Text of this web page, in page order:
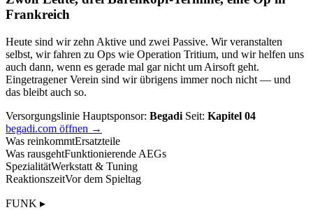
Frankreich
Heute sind wir zehn Aktive und zwei Passive. Wir veranstalten
selbst, wir fahren zu Ops wie Operation Tritium, und wir helfen uns
auch dann, wenn es gerade mal gar nicht um Airsoft geht.
Eingetragener Verein sind wir übrigens immer noch nicht — und
das bleibt auch so.
Versorgungslinie Hauptsponsor: Begadi Seit: Kapitel 04
begadi.com öffnen →
Was reinkommtErsatzteile
Was rausgehtFunktionierende AEGs
SpezialitätWerkstatt & Tuning
ReaktionszeitVor dem Spieltag
FUNK ▸